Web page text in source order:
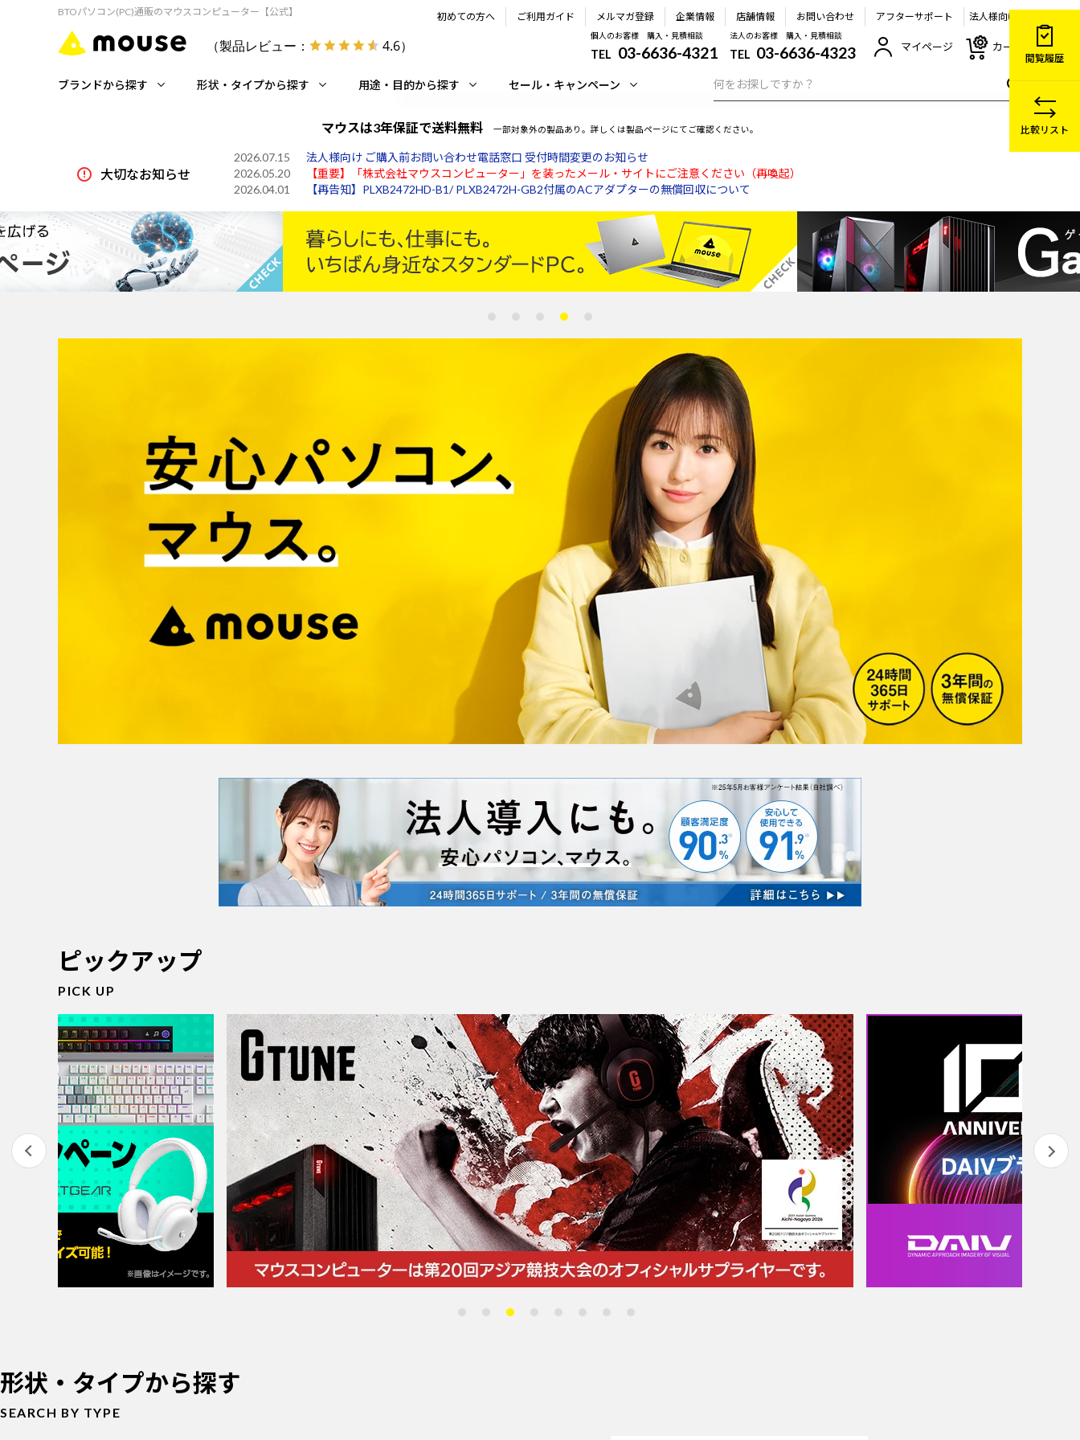
BTOパソコン(PC)通販のマウスコンピューター【公式】
（製品レビュー： 4.6）
初めての方へ ご利用ガイド メルマガ登録 企業情報 店舗情報 お問い合わせ アフターサポート 法人様向け
個人のお客様 購入・見積相談
TEL 03-6636-4321
法人のお客様 購入・見積相談
TEL 03-6636-4323 マイページ カート
ブランドから探す 形状・タイプから探す 用途・目的から探す セール・キャンペーン
マウスは3年保証で送料無料 一部対象外の製品あり。詳しくは製品ページにてご確認ください。
大切なお知らせ
2026.07.15
法人様向け ご購入前お問い合わせ電話窓口 受付時間変更のお知らせ
2026.05.20
【重要】「株式会社マウスコンピューター」を装ったメール・サイトにご注意ください（再喚起）
2026.04.01
【再告知】PLXB2472HD-B1/ PLXB2472H-GB2付属のACアダプターの無償回収について
2026.07.30
令和8年7月28日からの熊本地震に係る被災者生活再建支援について
2026.07.29
【重要】熊本地震の影響によるお荷物のお届けについて
2026.07.15
法人様向け ご購入前お問い合わせ電話窓口 受付時間変更のお知らせ
ピックアップ
PICK UP
形状・タイプから探す
SEARCH BY TYPE
閲覧履歴
比較リスト